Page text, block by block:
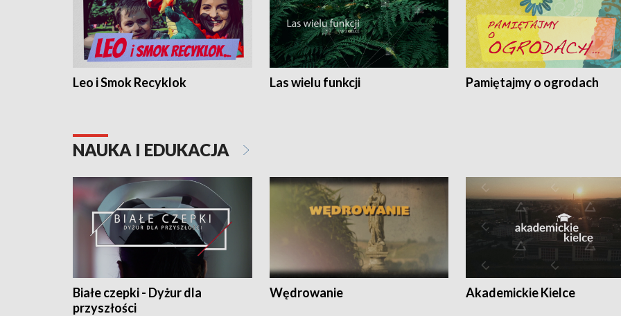
Leo i Smok Recyklok Las wielu funkcji Pamiętajmy o ogrodach
NAUKA I EDUKACJA
Białe czepki - Dyżur dla
przyszłości
Wędrowanie Akademickie Kielce